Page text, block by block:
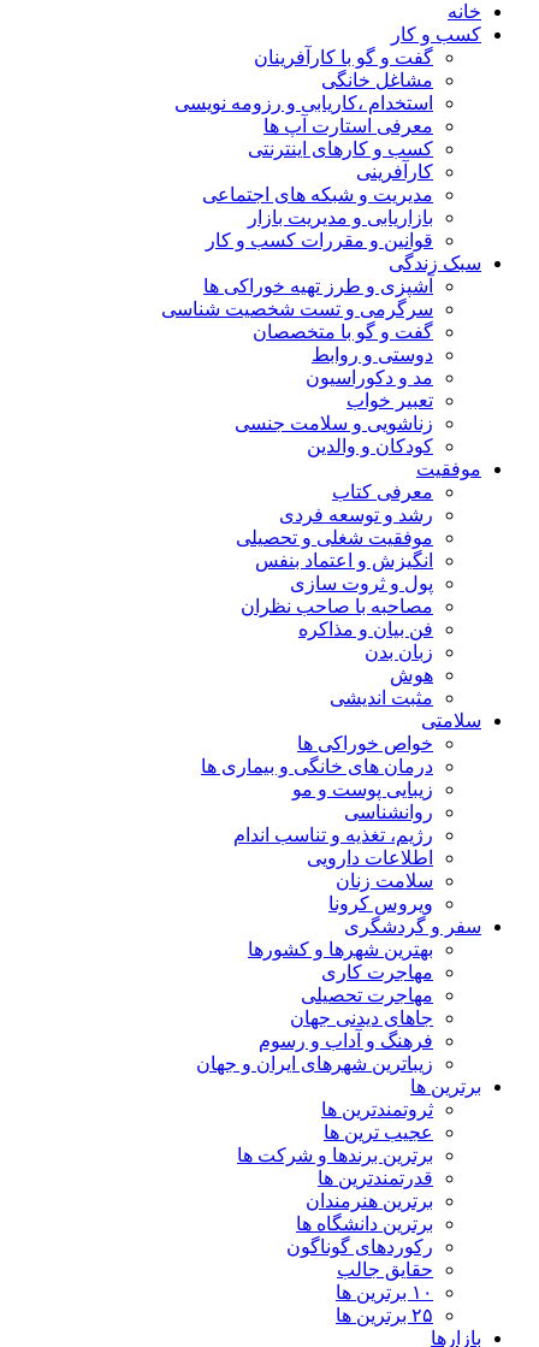
خانه
کسب و کار
گفت و گو با کارآفرینان
مشاغل خانگی
استخدام ،کاریابی و رزومه نویسی
معرفی استارت آپ ها
کسب و کارهای اینترنتی
کارآفرینی
مدیریت و شبکه های اجتماعی
بازاریابی و مدیریت بازار
قوانین و مقررات کسب و کار
سبک زندگی
آشپزی و طرز تهیه خوراکی ها
سرگرمی و تست شخصیت شناسی
گفت و گو با متخصصان
دوستی و روابط
مد و دکوراسیون
تعبیر خواب
زناشویی و سلامت جنسی
کودکان و والدین
موفقیت
معرفی کتاب
رشد و توسعه فردی
موفقیت شغلی و تحصیلی
انگیزش و اعتماد بنفس
پول و ثروت سازی
مصاحبه با صاحب نظران
فن بیان و مذاکره
زبان بدن
هوش
مثبت اندیشی
سلامتی
خواص خوراکی ها
درمان های خانگی و بیماری ها
زیبایی پوست و مو
روانشناسی
رژیم، تغذیه و تناسب اندام
اطلاعات دارویی
سلامت زنان
ویروس کرونا
سفر و گردشگری
بهترین شهرها و کشورها
مهاجرت کاری
مهاجرت تحصیلی
جاهای دیدنی جهان
فرهنگ و آداب و رسوم
زیباترین شهرهای ایران و جهان
برترین ها
ثروتمندترین ها
عجیب ترین ها
برترین برندها و شرکت ها
قدرتمندترین ها
برترین هنرمندان
برترین دانشگاه ها
رکوردهای گوناگون
حقایق جالب
۱۰ برترین ها
۲۵ برترین ها
بازارها